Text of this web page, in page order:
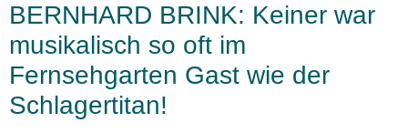
BERNHARD BRINK: Keiner war
musikalisch so oft im
Fernsehgarten Gast wie der
Schlagertitan!